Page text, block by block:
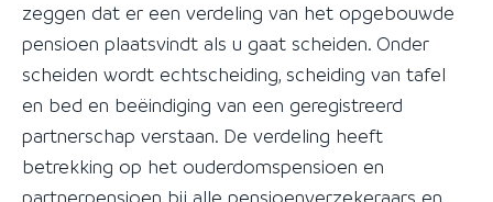
zeggen dat er een verdeling van het opgebouwde
pensioen plaatsvindt als u gaat scheiden. Onder
scheiden wordt echtscheiding, scheiding van tafel
en bed en beëindiging van een geregistreerd
partnerschap verstaan. De verdeling heeft
betrekking op het ouderdomspensioen en
partnerpensioen bij alle pensioenverzekeraars en